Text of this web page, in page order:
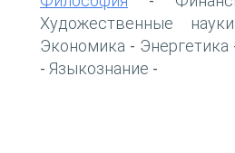
Художественные науки
Экономика - Энергетика
- Языкознание -